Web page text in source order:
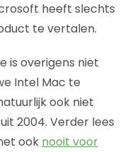
heeft slechts
te vertalen.
is overigens niet
Intel Mac te
ook niet
2004. Verder lees
ook nooit voor